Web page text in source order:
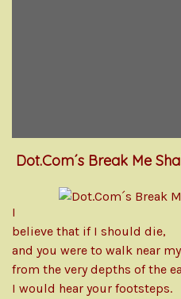
Dot.Com´s Break Me
I
believe that if I should die,
and you were to walk near
from the very depths of the
I would hear your footsteps.